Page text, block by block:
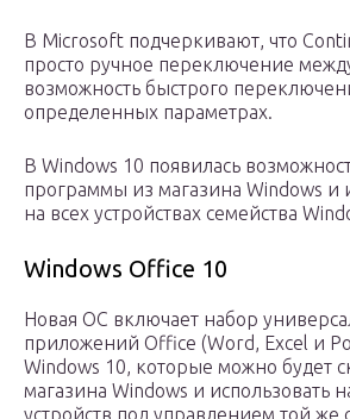
В Microsoft подчеркивают, что
просто ручное переключение
возможность быстрого
определенных параметрах.
В Windows 10 появилась
программы из магазина Windows и
на всех устройствах семейства
Windows Office 10
Новая ОС включает набор
приложений Office (Word, Excel и
Windows 10, которые можно будет
магазина Windows и использовать
устройств под управлением той